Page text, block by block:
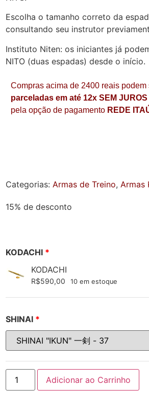
Escolha o tamanho correto da
consultando seu instrutor
Instituto Niten: os iniciantes já
NITO (duas espadas) desde o início.
Compras acima de 2400 reais podem
parceladas em até 12x SEM JUROS
pela opção de pagamento REDE
Categorias: Armas de Treino, Armas
15% de desconto
KODACHI
KODACHI
R$590,00 10 em estoque
SHINAI
Adicionar ao Carrinho